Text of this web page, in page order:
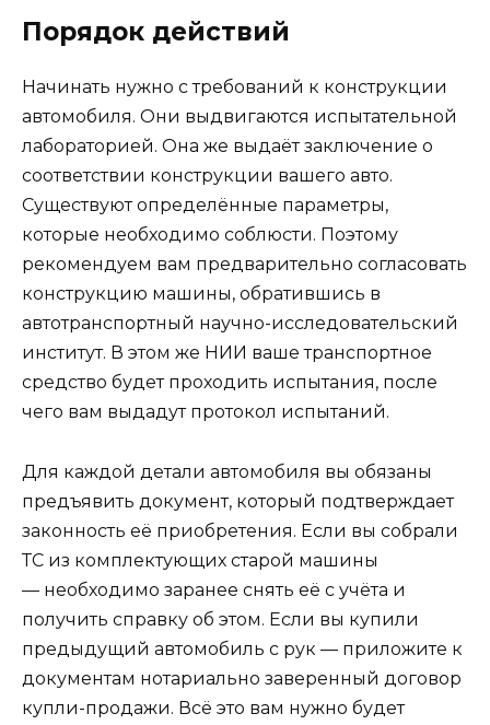
Порядок действий
Начинать нужно с требований к конструкции
автомобиля. Они выдвигаются испытательной
лабораторией. Она же выдаёт заключение о
соответствии конструкции вашего авто.
Существуют определённые параметры,
которые необходимо соблюсти. Поэтому
рекомендуем вам предварительно согласовать
конструкцию машины, обратившись в
автотранспортный научно-исследовательский
институт. В этом же НИИ ваше транспортное
средство будет проходить испытания, после
чего вам выдадут протокол испытаний.
Для каждой детали автомобиля вы обязаны
предъявить документ, который подтверждает
законность её приобретения. Если вы собрали
ТС из комплектующих старой машины
— необходимо заранее снять её с учёта и
получить справку об этом. Если вы купили
предыдущий автомобиль с рук — приложите к
документам нотариально заверенный договор
купли-продажи. Всё это вам нужно будет